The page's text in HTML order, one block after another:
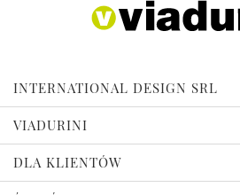
INTERNATIONAL DESIGN SRL
VIADURINI
DLA KLIENTÓW